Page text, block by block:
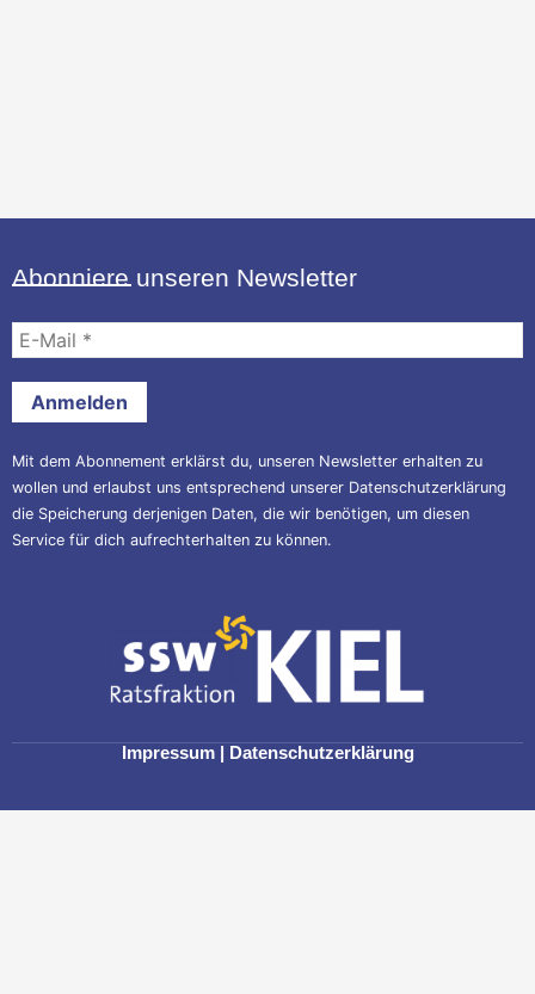
Abonniere unseren Newsletter
Mail
Mit dem Abonnement erklärst du, unseren Newsletter erhalten zu
wollen und erlaubst uns entsprechend unserer Datenschutzerklärung
die Speicherung derjenigen Daten, die wir benötigen, um diesen
Service für dich aufrechterhalten zu können.
Impressum| Datenschutzerklärung